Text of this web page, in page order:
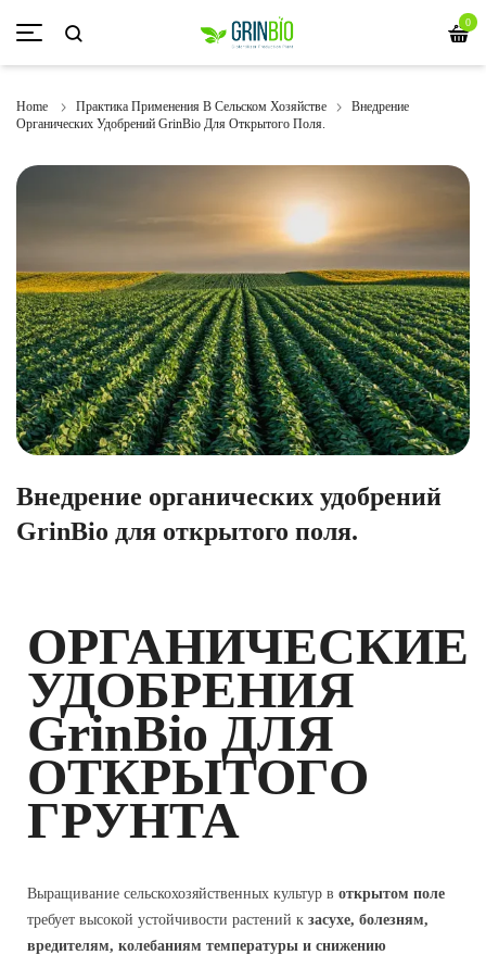
0
Home Практика Применения В Сельском Хозяйстве
Внедрение
Органических Удобрений GrinBio Для Открытого Поля.
Внедрение органических удобрений
GrinBio для открытого поля.
ОРГАНИЧЕСКИЕ
УДОБРЕНИЯ
GrinBio ДЛЯ
ОТКРЫТОГО
ГРУНТА
Выращивание сельскохозяйственных культур в открытом поле
требует высокой устойчивости растений к засухе, болезням,
вредителям, колебаниям температуры и снижению